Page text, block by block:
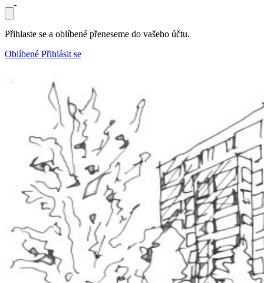
Přihlaste se a oblíbené přeneseme do vašeho účtu.
Oblíbené Přihlásit se